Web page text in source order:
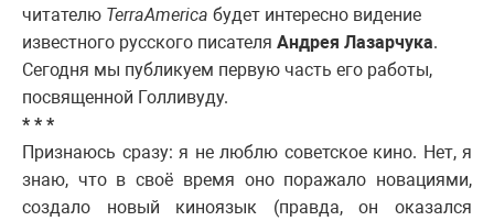
читателю TerraAmerica будет интересно видение
известного русского писателя Андрея Лазарчука.
Сегодня мы публикуем первую часть его работы,
посвященной Голливуду.
* * *
Признаюсь сразу: я не люблю советское кино. Нет, я
знаю, что в своё время оно поражало новациями,
создало новый киноязык (правда, он оказался